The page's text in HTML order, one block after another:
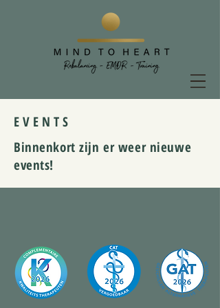
E V E N T S
Binnenkort zijn er weer nieuwe
events!